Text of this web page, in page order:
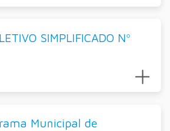
SIMPLIFICADO Nº
Municipal de